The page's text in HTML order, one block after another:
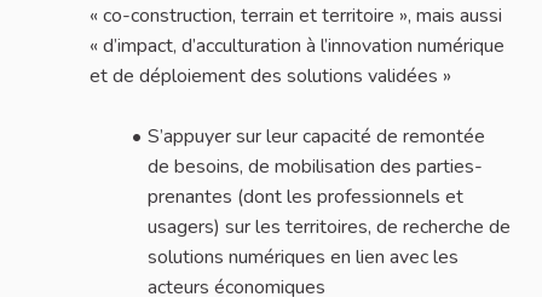
« co-construction, terrain et territoire », mais aussi
« d’impact, d’acculturation à l’innovation numérique
et de déploiement des solutions validées »
S’appuyer sur leur capacité de remontée
de besoins, de mobilisation des parties-
prenantes (dont les professionnels et
usagers) sur les territoires, de recherche de
solutions numériques en lien avec les
acteurs économiques